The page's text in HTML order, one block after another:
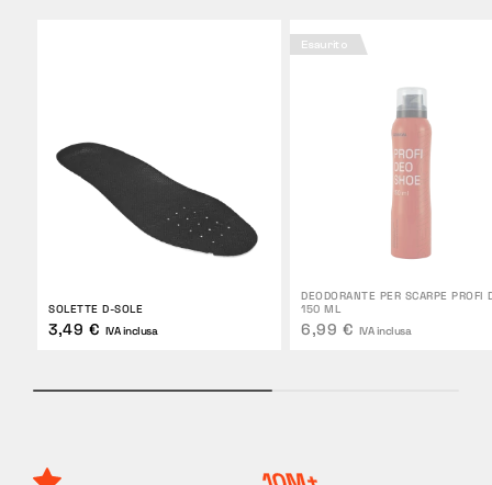
SOLETTE D-SOLE
3,49 € IVA inclusa
Esaurito
DEODORANTE PER SCARPE PROFI
150 ML
6,99 € IVA inclusa